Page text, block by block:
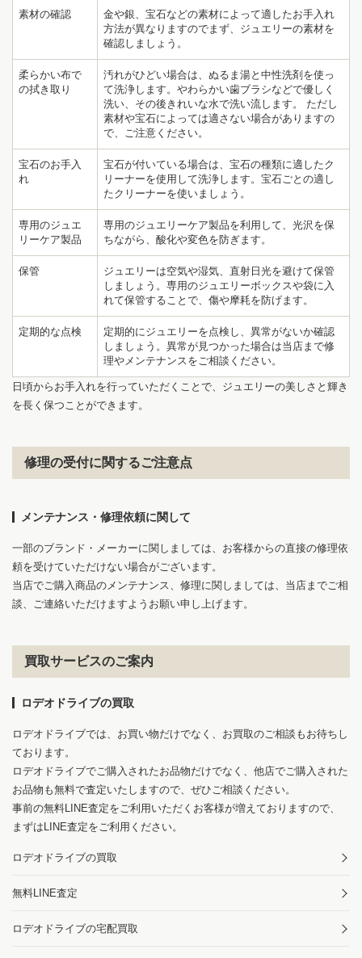
素材の確認
金や銀、宝石などの素材によって適したお手入れ
方法が異なりますのでまず、ジュエリーの素材を
確認しましょう。
柔らかい布で
の拭き取り
汚れがひどい場合は、ぬるま湯と中性洗剤を使っ
て洗浄します。やわらかい歯ブラシなどで優しく
洗い、その後きれいな水で洗い流します。 ただし
素材や宝石によっては適さない場合がありますの
で、ご注意ください。
宝石のお手入
れ
宝石が付いている場合は、宝石の種類に適したク
リーナーを使用して洗浄します。宝石ごとの適し
たクリーナーを使いましょう。
専用のジュエ
リーケア製品
専用のジュエリーケア製品を利用して、光沢を保
ちながら、酸化や変色を防ぎます。
保管
ジュエリーは空気や湿気、直射日光を避けて保管
しましょう。専用のジュエリーボックスや袋に入
れて保管することで、傷や摩耗を防げます。
定期的な点検
定期的にジュエリーを点検し、異常がないか確認
しましょう。異常が見つかった場合は当店まで修
理やメンテナンスをご相談ください。
日頃からお手入れを行っていただくことで、ジュエリーの美しさと輝き
を長く保つことができます。
修理の受付に関するご注意点
メンテナンス・修理依頼に関して
一部のブランド・メーカーに関しましては、お客様からの直接の修理依
頼を受けていただけない場合がございます。
当店でご購入商品のメンテナンス、修理に関しましては、当店までご相
談、ご連絡いただけますようお願い申し上げます。
買取サービスのご案内
ロデオドライブの買取
ロデオドライブでは、お買い物だけでなく、お買取のご相談もお待ちし
ております。
ロデオドライブでご購入されたお品物だけでなく、他店でご購入された
お品物も無料で査定いたしますので、ぜひご相談ください。
事前の無料LINE査定をご利用いただくお客様が増えておりますので、
まずはLINE査定をご利用ください。
ロデオドライブの買取
無料LINE査定
ロデオドライブの宅配買取
1 8